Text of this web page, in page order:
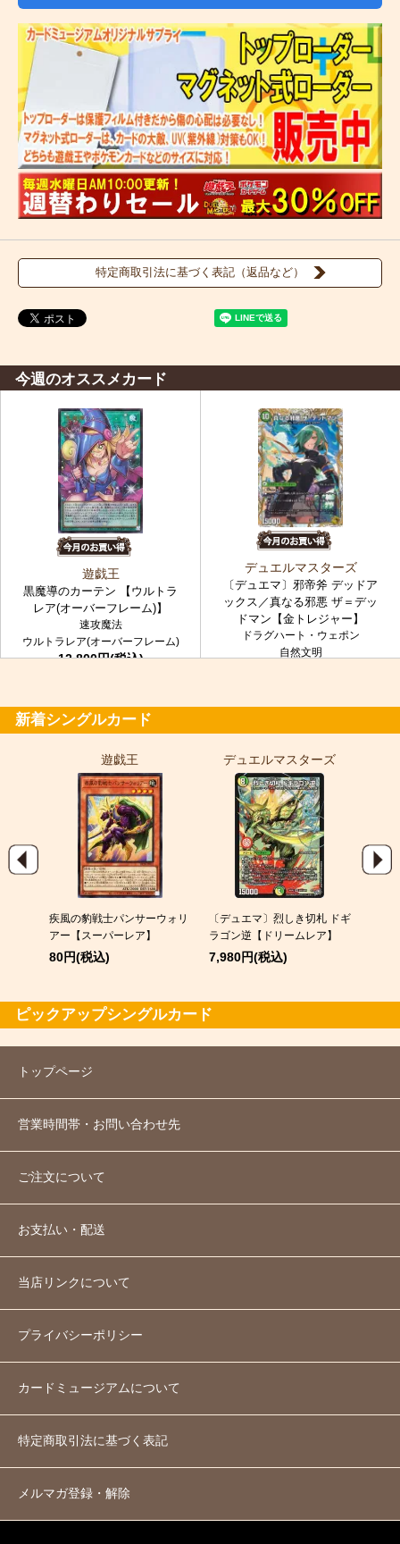
特定商取引法に基づく表記（返品など）
今週のオススメカード
遊戯王
黒魔導のカーテン 【ウルトラ
レア(オーバーフレーム)】
速攻魔法
ウルトラレア(オーバーフレーム)
12,800円(税込)
デュエルマスターズ
〔デュエマ〕邪帝斧 デッドア
ックス／真なる邪悪 ザ＝デッ
ドマン【金トレジャー】
ドラグハート・ウェポン
自然文明
新着シングルカード
遊戯王
疾風の豹戦士パンサーウォリ
アー【スーパーレア】
80円(税込)
デュエルマスターズ
〔デュエマ〕烈しき切札 ドギ
ラゴン逆【ドリームレア】
7,980円(税込)
ピックアップシングルカード
トップページ
営業時間帯・お問い合わせ先
ご注文について
お支払い・配送
当店リンクについて
プライバシーポリシー
カードミュージアムについて
特定商取引法に基づく表記
メルマガ登録・解除